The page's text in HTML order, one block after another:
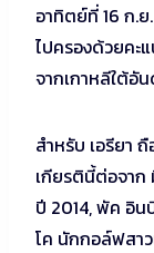
อาทิตย์ที่ 16 ก.
ไปครองด้วยคะ
จากเกาหลีใต้อั
สำหรับ เอรียา
เกียรตินี้ต่อจาก
ปี 2014, พัค อิน
โค นักกอล์ฟสา